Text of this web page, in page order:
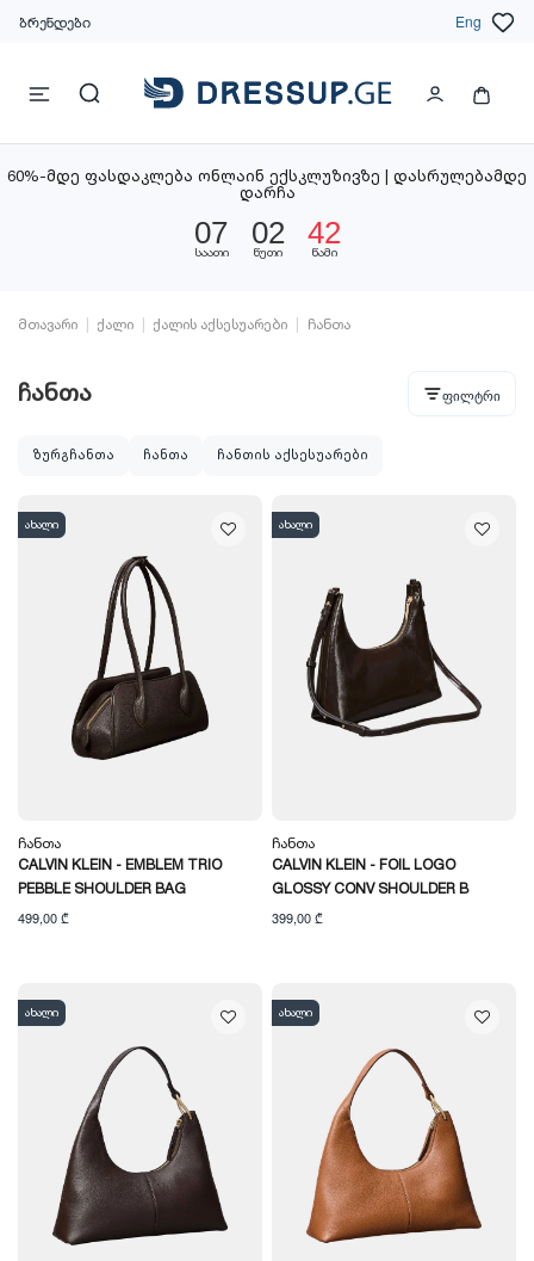
ბრენდები Eng
60%-მდე ფასდაკლება ონლაინ ექსკლუზივზე | დასრულებამდე
დარჩა
07
საათი
02
წუთი
40
წამი
მთავარი ქალი ქალის აქსესუარები ჩანთა
ჩანთა ფილტრი
ზურგჩანთა ჩანთა ჩანთის აქსესუარები
ახალი
Ჩანთა
CALVIN KLEIN - EMBLEM TRIO
PEBBLE SHOULDER BAG
499,00 ₾
ახალი
Ჩანთა
CALVIN KLEIN - FOIL LOGO
GLOSSY CONV SHOULDER B
399,00 ₾
ახალი ახალი